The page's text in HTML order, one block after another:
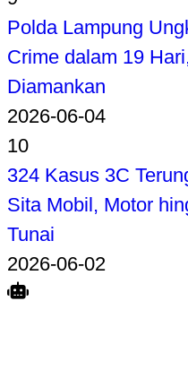
Polda Lampung
Crime dalam 19
Diamankan
2026-06-04
10
324 Kasus 3C
Sita Mobil, Motor
Tunai
2026-06-02